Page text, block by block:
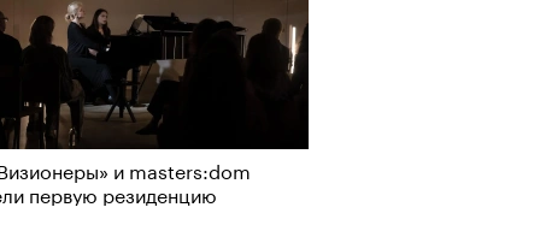
и masters:dom
первую резиденцию
которые нельзя
Altman Talks: «Умение